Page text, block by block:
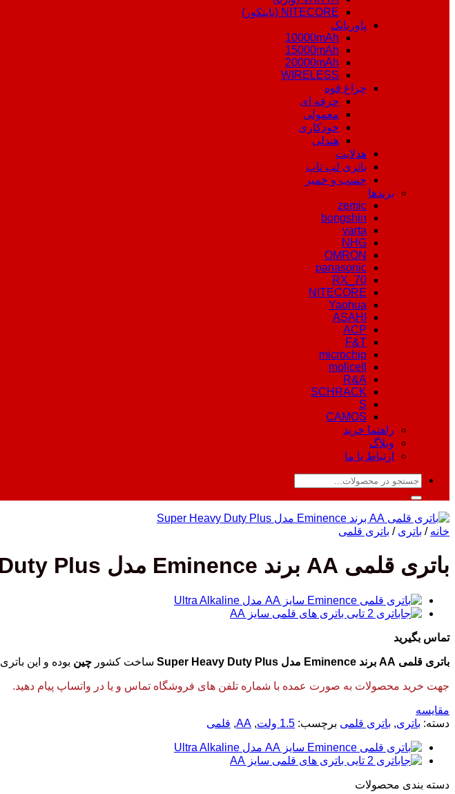
NITECORE (نایتکور)
پاوربانک
10000mAh
15000mAh
20000mAh
WIRELESS
چراغ قوه
حرفه ای
معمولی
خودکاری
هندلی
هدلایت
باتری لپ تاپ
چسب و خمیر
برندها
zemic
bongshin
varta
NHG
OMRON
panasonic
RX_70
NITECORE
Yaohua
ASAHI
ACP
F&T
microchip
molicell
R&A
SCHRACK
S
CAMOS
راهنما خرید
وبلاگ
ارتباط با ما
جستجو
خانه / باتری / باتری قلمی
باتری قلمی AA برند Eminence مدل Super Heavy Duty Plus
تماس بگیرید
باتری قلمی AA برند Eminence مدل Super Heavy Duty Plus ساخت کشور چین بوده و این باتری
جهت خرید محصولات به صورت عمده با شماره تلفن های فروشگاه تماس و یا در واتساپ پیام دهید.
مقایسه
دسته: باتری, باتری قلمی برچسب: 1.5 ولت ,
AA
, قلمی
دسته‌ بندی محصولات